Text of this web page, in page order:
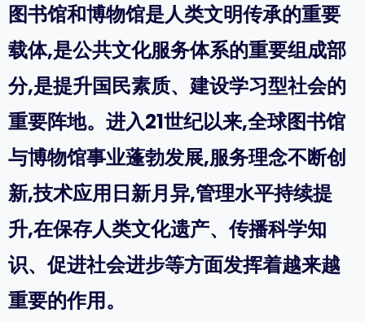
图书馆和博物馆是人类文明传承的重要
载体,是公共文化服务体系的重要组成部
分,是提升国民素质、建设学习型社会的
重要阵地。进入21世纪以来,全球图书馆
与博物馆事业蓬勃发展,服务理念不断创
新,技术应用日新月异,管理水平持续提
升,在保存人类文化遗产、传播科学知
识、促进社会进步等方面发挥着越来越
重要的作用。